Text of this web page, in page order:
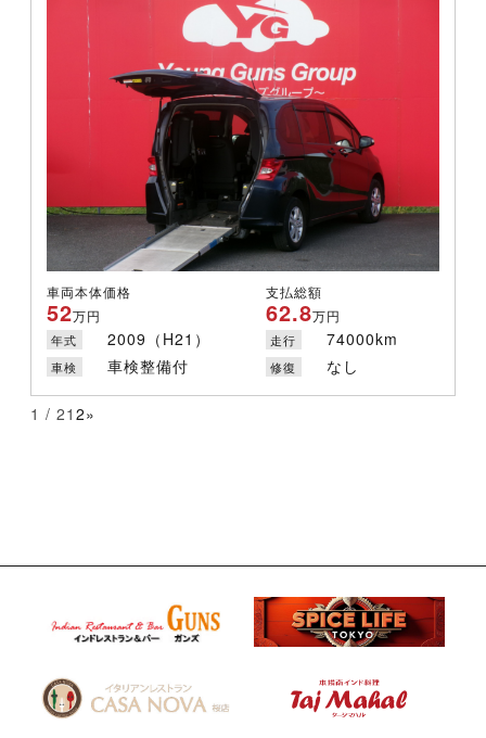
車両本体価格
52万円
支払総額
62.8万円
年式 2009（H21） 走行 74000km
車検 車検整備付 修復 なし
1 / 212»